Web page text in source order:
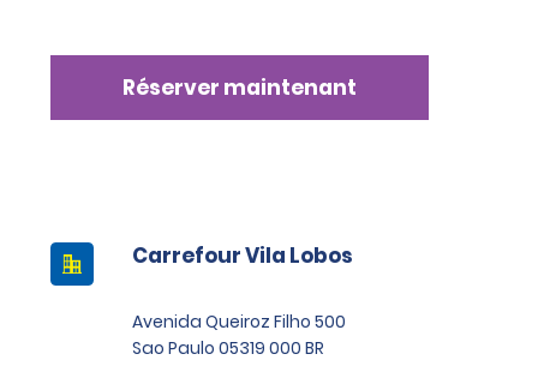
Réserver maintenant
Carrefour Vila Lobos
Avenida Queiroz Filho 500
Sao Paulo 05319 000 BR